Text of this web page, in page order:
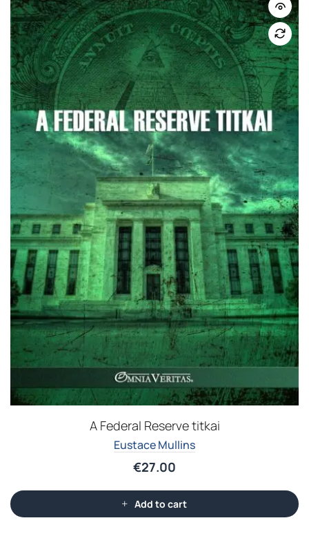
A Federal Reserve titkai
Eustace Mullins
€27.00
Add to cart